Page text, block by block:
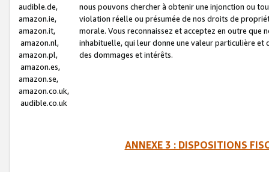
audible.de,
amazon.ie,
amazon.it,
amazon.nl,
amazon.pl,
amazon.es,
amazon.se,
amazon.co.uk,
audible.co.uk
nous pouvons chercher à obtenir une injonction ou
violation réelle ou présumée de nos droits de
morale. Vous reconnaissez et acceptez en outre que
inhabituelle, qui leur donne une valeur particulière
des dommages et intérêts.
ANNEXE 3 : DISPOSITIONS